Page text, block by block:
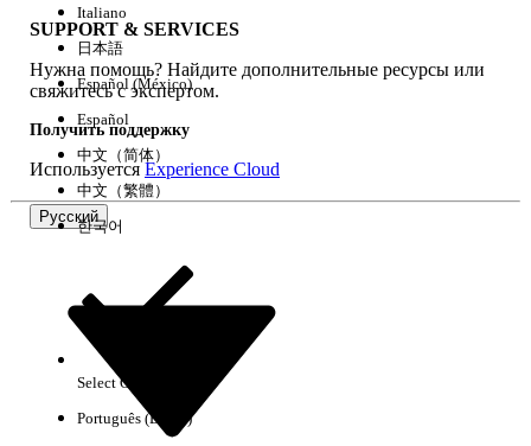
Очистить все Готово
Результаты отсутствуют
SUPPORT & SERVICES
Нужна помощь? Найдите дополнительные ресурсы или
свяжитесь с экспертом.
Получить поддержку
ИспользуетсяExperience Cloud
Русский
Italiano
日本語
Español (México)
Español
中文（简体）
中文（繁體）
한국어
Select Org
Português (Brasil)